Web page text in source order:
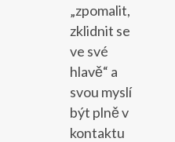
„zpomalit,
zklidnit se
ve své
hlavě“ a
svou myslí
být plně v
kontaktu